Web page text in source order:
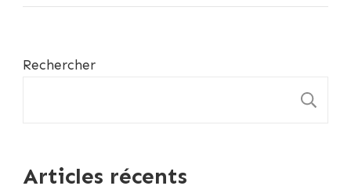
Rechercher
Articles récents